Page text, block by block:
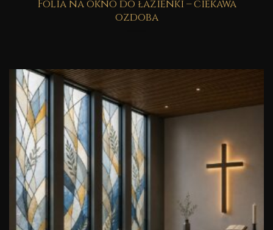
Folia na okno do łazienki – ciekawa
ozdoba